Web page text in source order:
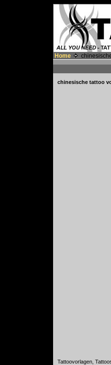
Home
chinesische tattoo
Tattoovorlagen,